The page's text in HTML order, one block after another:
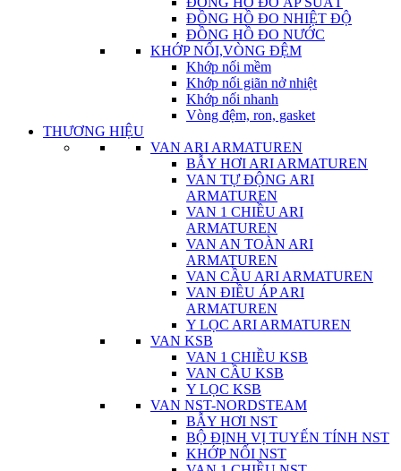
ĐỒNG HỒ ĐO NHIỆT ĐỘ
ĐỒNG HỒ ĐO NƯỚC
KHỚP NỐI,VÒNG ĐỆM
Khớp nối mềm
Khớp nối giãn nở nhiệt
Khớp nối nhanh
Vòng đệm, ron, gasket
THƯƠNG HIỆU
VAN ARI ARMATUREN
BẪY HƠI ARI ARMATUREN
VAN TỰ ĐỘNG ARI
ARMATUREN
VAN 1 CHIỀU ARI
ARMATUREN
VAN AN TOÀN ARI
ARMATUREN
VAN CẦU ARI ARMATUREN
VAN ĐIỀU ÁP ARI
ARMATUREN
Y LỌC ARI ARMATUREN
VAN KSB
VAN 1 CHIỀU KSB
VAN CẦU KSB
Y LỌC KSB
VAN NST-NORDSTEAM
BẪY HƠI NST
BỘ ĐỊNH VỊ TUYẾN TÍNH NST
KHỚP NỐI NST